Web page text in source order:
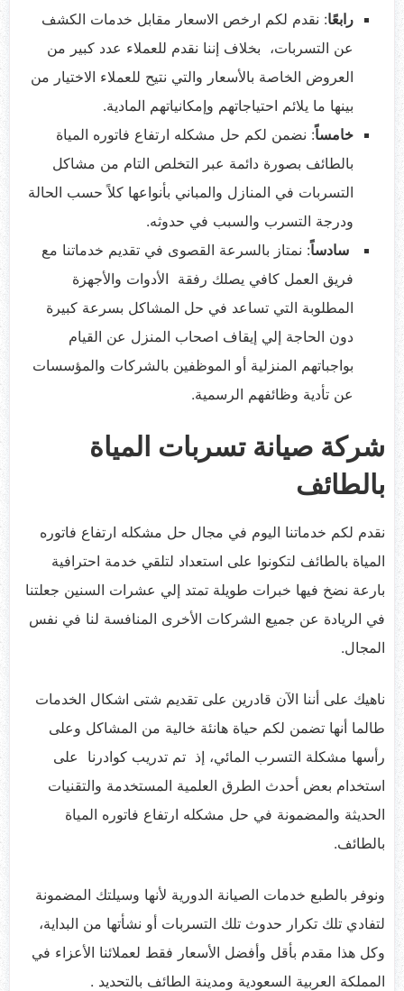
رابعًا: نقدم لكم ارخص الاسعار مقابل خدمات الكشف
عن التسربات، بخلاف إننا نقدم للعملاء عدد كبير من
العروض الخاصة بالأسعار والتي نتيح للعملاء الاختيار من
بينها ما يلائم احتياجاتهم وإمكانياتهم المادية.
خامساً: نضمن لكم حل مشكله ارتفاع فاتوره المياة
بالطائف بصورة دائمة عبر التخلص التام من مشاكل
التسربات في المنازل والمباني بأنواعها كلاً حسب الحالة
ودرجة التسرب والسبب في حدوثه.
سادساً: نمتاز بالسرعة القصوى في تقديم خدماتنا مع
فريق العمل كافي يصلك رفقة الأدوات والأجهزة
المطلوبة التي تساعد في حل المشاكل بسرعة كبيرة
دون الحاجة إلي إيقاف اصحاب المنزل عن القيام
بواجباتهم المنزلية أو الموظفين بالشركات والمؤسسات
عن تأدية وظائفهم الرسمية.
شركة صيانة تسربات المياة
بالطائف
نقدم لكم خدماتنا اليوم في مجال حل مشكله ارتفاع فاتوره
المياة بالطائف لتكونوا على استعداد لتلقي خدمة احترافية
بارعة نضخ فيها خبرات طويلة تمتد إلي عشرات السنين جعلتنا
في الريادة عن جميع الشركات الأخرى المنافسة لنا في نفس
المجال.
ناهيك على أننا الآن قادرين على تقديم شتى اشكال الخدمات
طالما أنها تضمن لكم حياة هانئة خالية من المشاكل وعلى
رأسها مشكلة التسرب المائي، إذ تم تدريب كوادرنا على
استخدام بعض أحدث الطرق العلمية المستخدمة والتقنيات
الحديثة والمضمونة في حل مشكله ارتفاع فاتوره المياة
بالطائف.
ونوفر بالطبع خدمات الصيانة الدورية لأنها وسيلتك المضمونة
لتفادي تلك تكرار حدوث تلك التسربات أو نشأتها من البداية،
وكل هذا مقدم بأقل وأفضل الأسعار فقط لعملائنا الأعزاء في
المملكة العربية السعودية ومدينة الطائف بالتحديد .